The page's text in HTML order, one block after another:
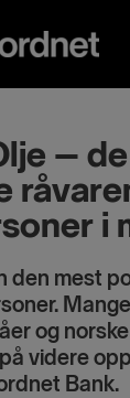
–
i
den mest
og
videre
Bank.